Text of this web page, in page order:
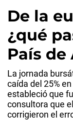
De la
¿qué
País
La jornada
caída del 25%
estableció que
consultora que
corrigieron el